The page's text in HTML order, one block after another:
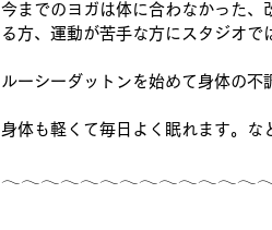
今までのヨガは体に合わなかった、
る方、運動が苦手な方にスタジオ
ルーシーダットンを始めて身体の不
身体も軽くて毎日よく眠れます。な